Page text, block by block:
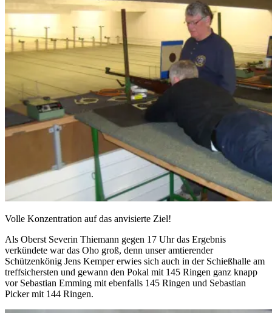
Volle Konzentration auf das anvisierte Ziel!
Als Oberst Severin Thiemann gegen 17 Uhr das Ergebnis
verkündete war das Oho groß, denn unser amtierender
Schützenkönig Jens Kemper erwies sich auch in der Schießhalle am
treffsichersten und gewann den Pokal mit 145 Ringen ganz knapp
vor Sebastian Emming mit ebenfalls 145 Ringen und Sebastian
Picker mit 144 Ringen.